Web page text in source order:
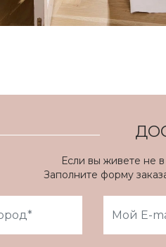
Если вы живете не
Заполните форму